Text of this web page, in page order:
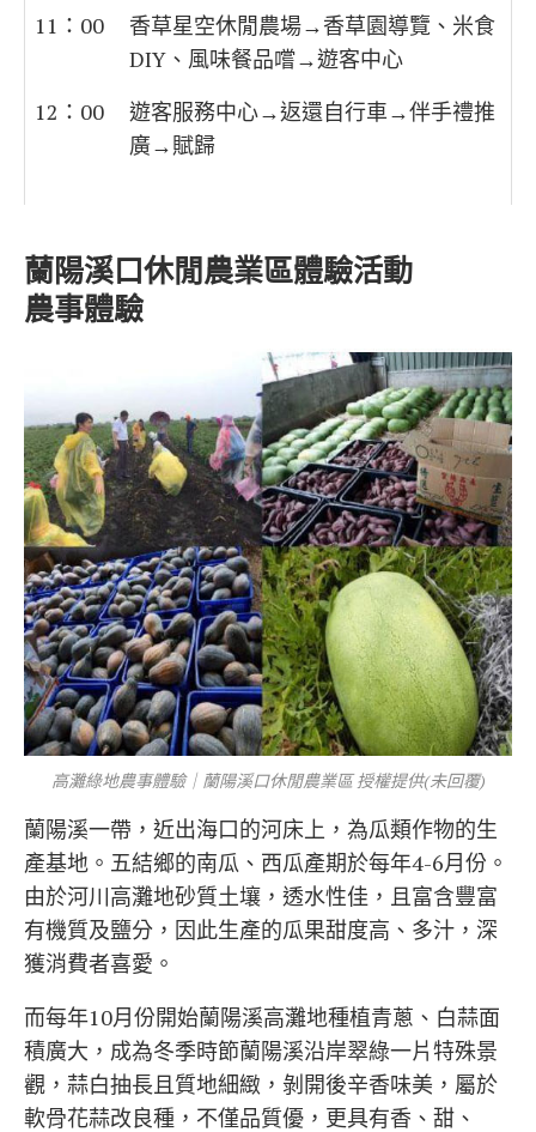
11：00
香草星空休閒農場→香草園導覽、米食
DIY、風味餐品嚐→遊客中心
12：00
遊客服務中心→返還自行車→伴手禮推
廣→賦歸
蘭陽溪口休閒農業區體驗活動
農事體驗
高灘綠地農事體驗｜蘭陽溪口休閒農業區 授權提供(未回覆)
蘭陽溪一帶，近出海口的河床上，為瓜類作物的生
產基地。五結鄉的南瓜、西瓜產期於每年4-6月份。
由於河川高灘地砂質土壤，透水性佳，且富含豐富
有機質及鹽分，因此生產的瓜果甜度高、多汁，深
獲消費者喜愛。
而每年10月份開始蘭陽溪高灘地種植青蔥、白蒜面
積廣大，成為冬季時節蘭陽溪沿岸翠綠一片特殊景
觀，蒜白抽長且質地細緻，剝開後辛香味美，屬於
軟骨花蒜改良種，不僅品質優，更具有香、甜、